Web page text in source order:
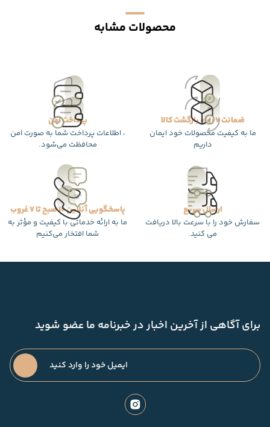
محصولات مشابه
ضمانت 7 روزه بازگشت کالا
ما به کیفیت محصولات خود ایمان
داریم
پرداخت امن
، اطلاعات پرداخت شما به صورت امن
محافظت می‌شود.
ارسال سریع
سفارش خود را با سرعت بالا دریافت
می کنید.
پاسخگویی آنلاین 10 صبح تا 7 غروب
ما به ارائه خدماتی با کیفیت و مؤثر به
شما افتخار می‌کنیم
برای آگاهی از آخرین اخبار در خبرنامه ما عضو شوید